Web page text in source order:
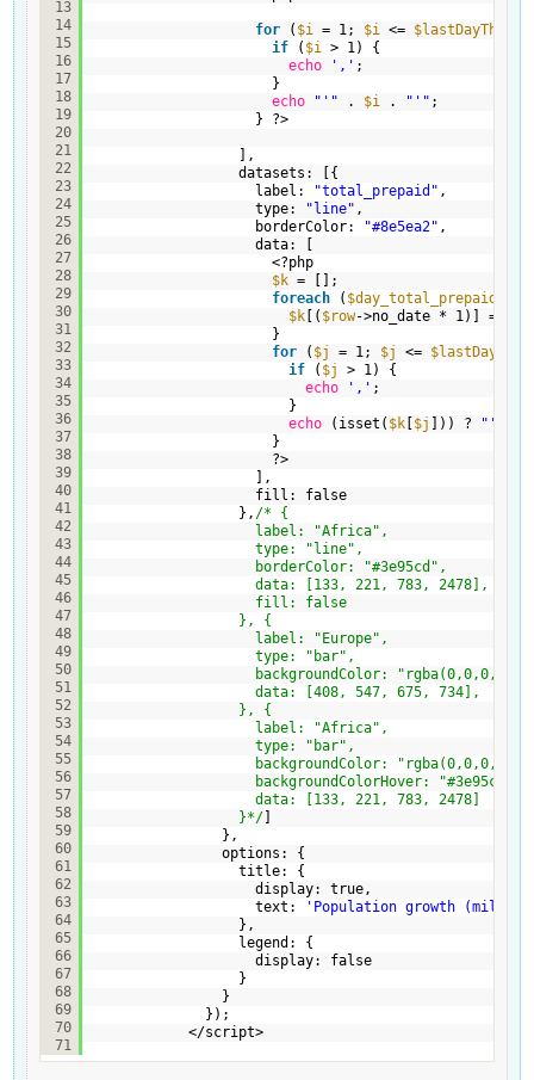
13
14
15
16
17
18
19
20
21
22
23
24
25
26
27
28
29
30
31
32
33
34
35
36
37
38
39
40
41
42
43
44
45
46
47
48
49
50
51
52
53
54
55
56
57
58
59
60
61
62
63
64
65
66
67
68
69
70
71
for ( $i = 1; $i <=
if
( $i > 1) {
echo
',' ;
}
echo
"'" . $i . "'" ;
} ?>
],
datasets: [{
label:
"total_prepaid" ,
type:
"line" ,
borderColor:
"#8e5ea2" ,
data: [
<?php
$k = [];
foreach
(
$k [( $row->no_date * 1)] =
}
for
( $j = 1; $j <=
if
( $j
> 1) {
echo
',' ;
}
echo
(isset( $k $j ])) ? "'"
}
?>
],
fill: false
}, /* {
label: "Africa",
type: "line",
borderColor: "#3e95cd",
data: [133, 221, 783, 2478],
fill: false
}, {
label: "Europe",
type: "bar",
backgroundColor:
data: [408, 547, 675, 734],
}, {
label: "Africa",
type: "bar",
backgroundColor:
backgroundColorHover: "#3e95cd",
data: [133, 221, 783, 2478]
}*/
},
options: {
title: {
display: true,
text:
'Population growth
},
legend: {
display: false
}
}
});
</script>